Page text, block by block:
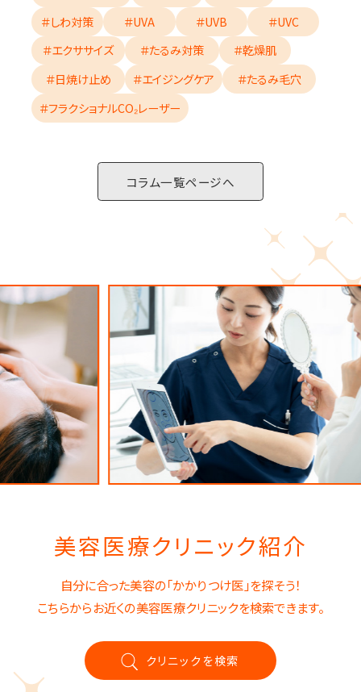
＃しわ対策
＃UVA ＃UVB
＃UVC
＃エクササイズ
＃たるみ対策
＃乾燥肌
＃日焼け止め
＃エイジングケア
＃たるみ毛穴
＃フラクショナルCO₂レーザー
コラム一覧ページへ
美容医療クリニック紹介
自分に合った美容の「かかりつけ医」を探そう！
こちらからお近くの美容医療クリニックを検索できます。
クリニックを検索